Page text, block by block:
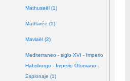
Mathusaël (1)
Matttarée (1)
Maviaël (2)
Mediterraneo - siglo XVI - Imperio
Habsburgo - Imperio Otomano -
Espionaje (1)